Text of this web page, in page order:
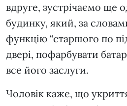
вдруге, зустрічаємо ще
будинку, який, за
функцію “старшого по
двері, пофарбувати
все його заслуги.
Чоловік каже, що